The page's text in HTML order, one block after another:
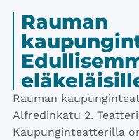
Rauman
​Rauman
Alfredinkatu 2.
Kaupunginteatterilla